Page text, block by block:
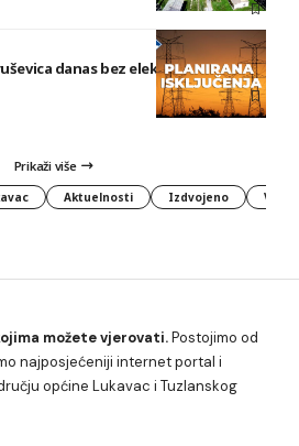
danas bez električne energije
Prikaži više
Aktuelnosti Izdvojeno
možete vjerovati.Postojimo od
najposjećeniji internet portal i
općine Lukavac i Tuzlanskog